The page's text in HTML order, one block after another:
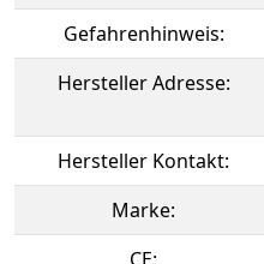
Gefahrenhinweis:
Hersteller Adresse:
Hersteller Kontakt:
Marke: